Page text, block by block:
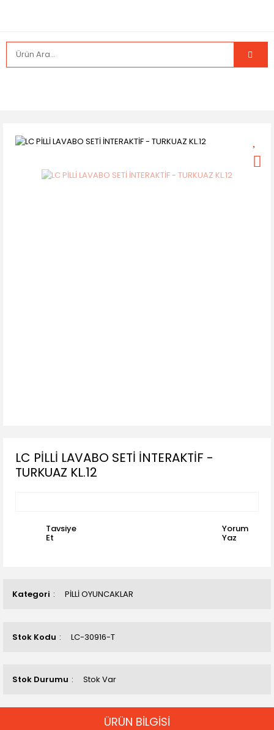
Kategori PİLLİ OYUNCAKLAR
Stok Kodu LC-30916-T
Stok Durumu Stok Var
LC PİLLİ LAVABO SETİ İNTERAKTİF -
TURKUAZ KL.12
Tavsiye
Et
Yorum
Yaz
ÜRÜN BİLGİSİ